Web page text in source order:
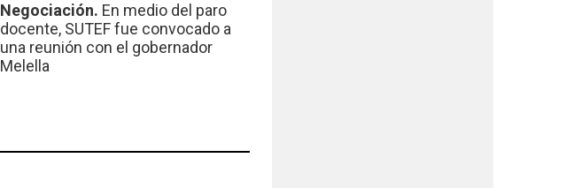
Negociación. En medio del paro
docente, SUTEF fue convocado a
una reunión con el gobernador
Melella